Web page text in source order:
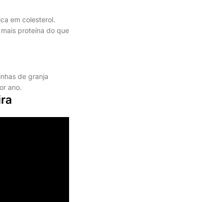
em colesterol.
proteína do que
de granja
ano.